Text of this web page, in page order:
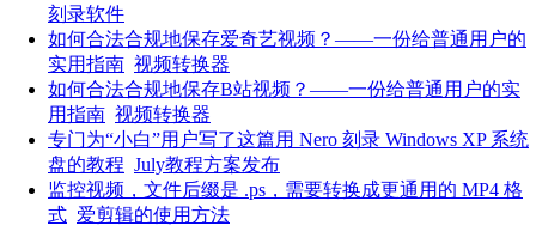
刻录软件
如何合法合规地保存爱奇艺视频？——一份给普通用户的
实用指南 视频转换器
如何合法合规地保存B站视频？——一份给普通用户的实
用指南 视频转换器
专门为“小白”用户写了这篇用 Nero 刻录 Windows XP 系统
盘的教程 July教程方案发布
监控视频，文件后缀是 .ps，需要转换成更通用的 MP4 格
式 爱剪辑的使用方法